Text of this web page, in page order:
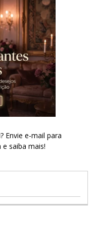
Envie e-mail para
e saiba mais!